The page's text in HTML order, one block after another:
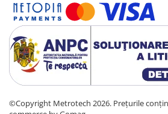
©Copyright Metrotech 2026. Prețurile conțin